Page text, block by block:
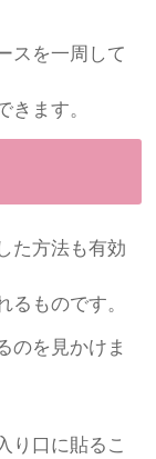
スを一周して
きます。
た方法も有効
るものです。
のを見かけま
り口に貼るこ